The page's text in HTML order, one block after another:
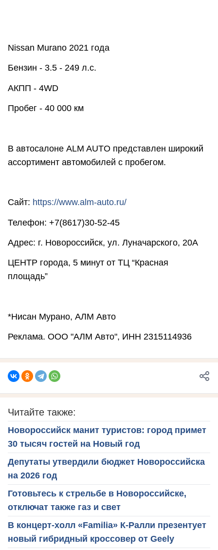
Nissan Murano 2021 года
Бензин - 3.5 - 249 л.с.
АКПП - 4WD
Пробег - 40 000 км
В автосалоне ALM AUTO представлен широкий
ассортимент автомобилей с пробегом.
Сайт: https://www.alm-auto.ru/
Телефон: +7(8617)30-52-45
Адрес: г. Новороссийск, ул. Луначарского, 20А
ЦЕНТР города, 5 минут от ТЦ “Красная
площадь”
*Нисан Мурано, АЛМ Авто
Реклама. ООО "АЛМ Авто", ИНН 2315114936
Читайте также:
Новороссийск манит туристов: город примет
30 тысяч гостей на Новый год
Депутаты утвердили бюджет Новороссийска
на 2026 год
Готовьтесь к стрельбе в Новороссийске,
отключат также газ и свет
В концерт-холл «Familia» К-Ралли презентует
новый гибридный кроссовер от Geely